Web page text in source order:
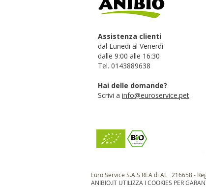
Assistenza clienti
dal Lunedi al Venerdì
dalle 9:00 alle 16:30
Tel. 0143889638
Hai delle domande?
Scrivi a info@euroservice.pet
Euro Service S.A.S REA di AL 216658 -
ANIBIO.IT UTILIZZA I COOKIES PER